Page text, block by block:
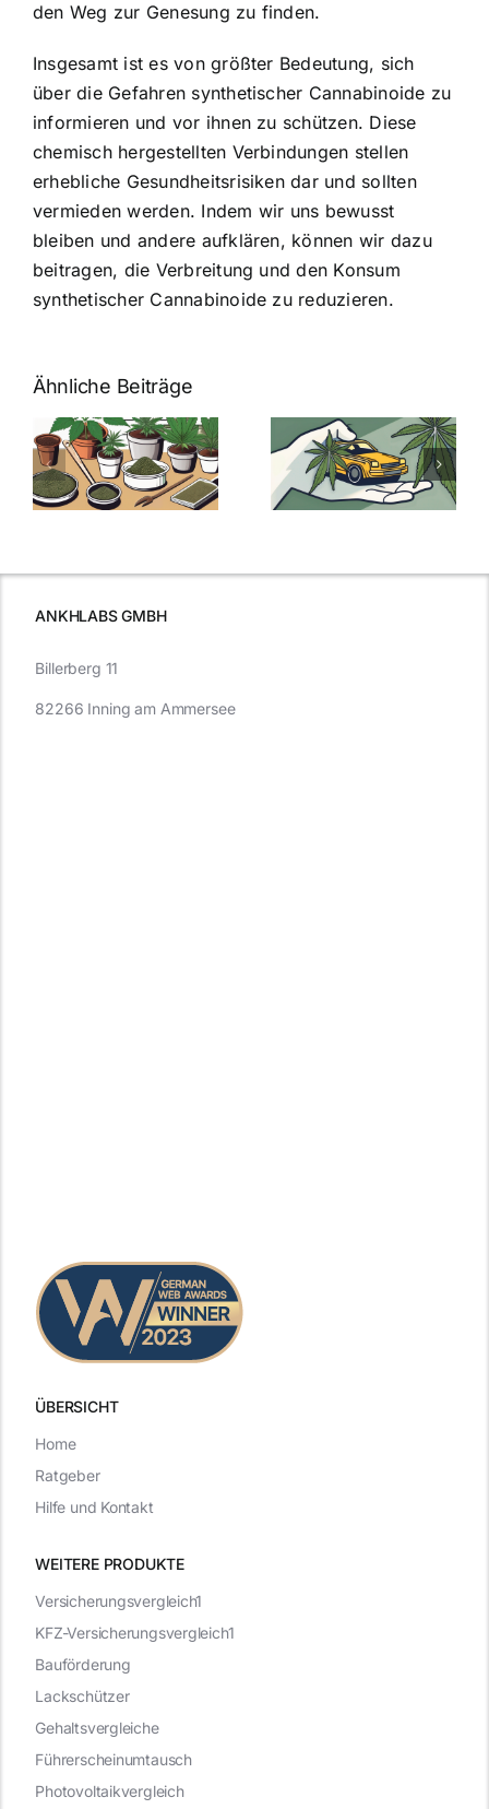
den Weg zur Genesung zu finden.
Insgesamt ist es von größter Bedeutung, sich
über die Gefahren synthetischer Cannabinoide zu
informieren und vor ihnen zu schützen. Diese
chemisch hergestellten Verbindungen stellen
erhebliche Gesundheitsrisiken dar und sollten
vermieden werden. Indem wir uns bewusst
bleiben und andere aufklären, können wir dazu
beitragen, die Verbreitung und den Konsum
synthetischer Cannabinoide zu reduzieren.
Ähnliche Beiträge
Neue THC-
Grenzwert-
Regelung:
Was Sie über
Cannabis und
müssen
Cannabis
Samen
kaufen: Alles
was Sie
ANKHLABS GMBH
ÜBERSICHT
WEITERE PRODUKTE
Billerberg 11
82266 Inning am Ammersee
Versicherungsvergleich1
KFZ-Versicherungsvergleich1
Bauförderung
Lackschützer
Gehaltsvergleiche
Führerscheinumtausch
Photovoltaikvergleich
Home
Ratgeber
Hilfe und Kontakt